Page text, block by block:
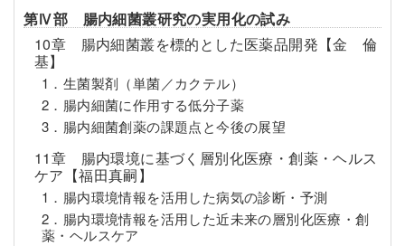
第Ⅳ部 腸内細菌叢研究の実用化の試み
10章 腸内細菌叢を標的とした医薬品開発【金 倫
基】
1．生菌製剤（単菌／カクテル）
2．腸内細菌に作用する低分子薬
3．腸内細菌創薬の課題点と今後の展望
11章 腸内環境に基づく層別化医療・創薬・ヘルス
ケア【福田真嗣】
1．腸内環境情報を活用した病気の診断・予測
2．腸内環境情報を活用した近未来の層別化医療・創
薬・ヘルスケア